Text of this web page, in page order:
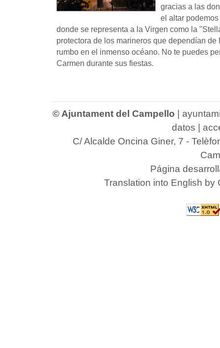
gracias a las
el altar
donde se representa a la Virgen como la
protectora de los marineros que dependían
rumbo en el inmenso océano. No te puedes
Carmen durante sus fiestas.
© Ajuntament del Campello
datos
C/ Alcalde Oncina Giner, 7 -
Página
Translation into English by